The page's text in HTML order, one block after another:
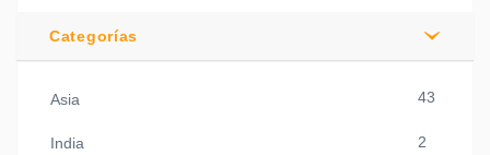
Categorías
Asia 43
India 2